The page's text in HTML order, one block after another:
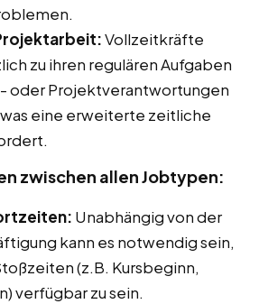
Vollzeitkräfte
zu ihren regulären Aufgaben
oder Projektverantwortungen
eine erweiterte zeitliche
zwischen allen Jobtypen:
Unabhängig von der
kann es notwendig sein,
(z.B. Kursbeginn,
verfügbar zu sein.